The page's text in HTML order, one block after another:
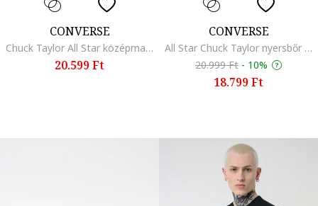
CONVERSE
Chuck Taylor All Star középmagas szárú flatform cipő, Fekete
20.599 Ft
CONVERSE
All Star Chuck Taylor nyersbőr flip-flop papucs, Antik bézs
20.999 Ft - 10%
18.799 Ft